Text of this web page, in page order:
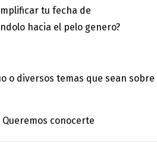
tu fecha de
hacia el pelo genero?
o diversos temas que sean sobre
conocerte